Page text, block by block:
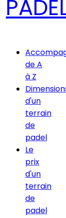
de A
à Z
d'un
terrain
de
padel
Le
prix
d'un
terrain
de
padel